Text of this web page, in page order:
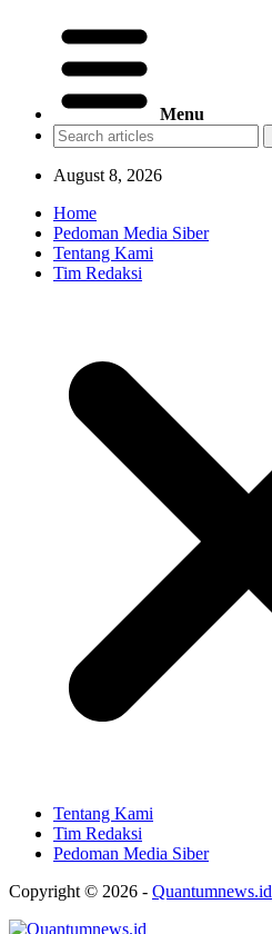
Menu
August 8, 2026
Home
Pedoman Media Siber
Tentang Kami
Tim Redaksi
Tentang Kami
Tim Redaksi
Pedoman Media Siber
Copyright © 2026 - Quantumnews.id